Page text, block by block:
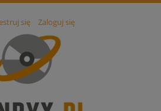
się Zaloguj się